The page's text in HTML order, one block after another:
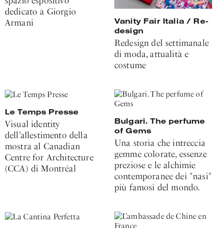
dedicato a Giorgio
Armani
Vanity Fair Italia / Re-
design
Redesign del settimanale
di moda, attualità e
costume
Le Temps Presse
Visual identity
dell’allestimento della
mostra al Canadian
Centre for Architecture
(CCA) di Montréal
Bulgari. The perfume
of Gems
Una storia che intreccia
gemme colorate, essenze
preziose e le alchimie
contemporanee dei "nasi"
più famosi del mondo.